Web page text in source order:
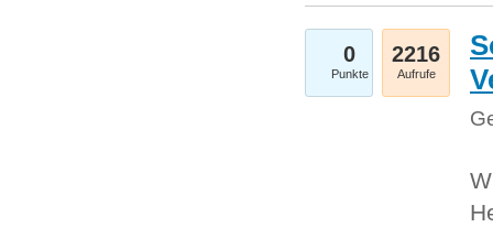
0
Punkte
2216
Aufrufe